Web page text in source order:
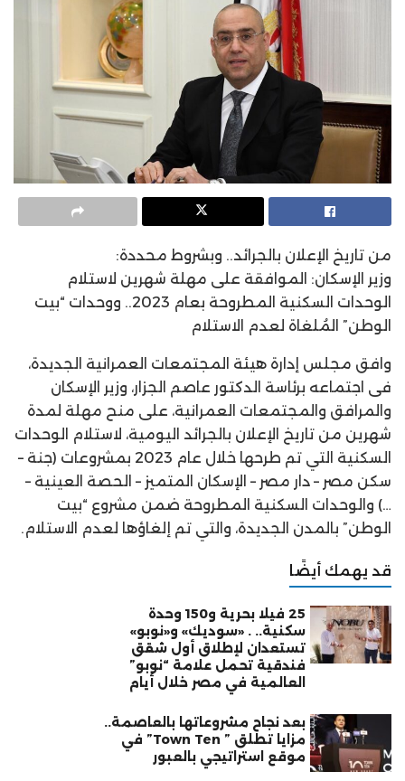
من تاريخ الإعلان بالجرائد.. وبشروط محددة:
وزير الإسكان: الموافقة على مهلة شهرين لاستلام
الوحدات السكنية المطروحة بعام 2023.. ووحدات “بيت
الوطن” المُلغاة لعدم الاستلام
وافق مجلس إدارة هيئة المجتمعات العمرانية الجديدة،
فى اجتماعه برئاسة الدكتور عاصم الجزار، وزير الإسكان
والمرافق والمجتمعات العمرانية، على منح مهلة لمدة
شهرين من تاريخ الإعلان بالجرائد اليومية، لاستلام الوحدات
السكنية التي تم طرحها خلال عام 2023 بمشروعات (جنة –
سكن مصر – دار مصر – الإسكان المتميز – الحصة العينية –
…) والوحدات السكنية المطروحة ضمن مشروع “بيت
الوطن” بالمدن الجديدة، والتي تم إلغاؤها لعدم الاستلام.
قد يهمك أيضًا
25 فيلا بحرية و150 وحدة
سكنية.. . «سوديك» و«نوبو»
تستعدان لإطلاق أول شقق
فندقية تحمل علامة “نوبو”
العالمية في مصر خلال أيام
بعد نجاح مشروعاتها بالعاصمة..
مزايا تطلق ” Town Ten” في
موقع استراتيجي بالعبور